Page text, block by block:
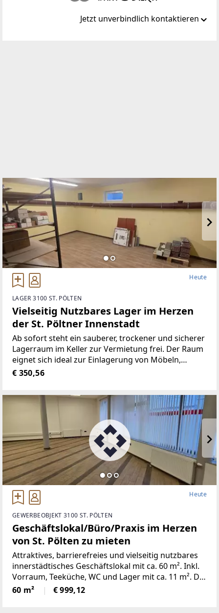
Jetzt unverbindlich kontaktieren
Heute
LAGER 3100 ST. PÖLTEN
Vielseitig Nutzbares Lager im Herzen
der St. Pöltner Innenstadt
Ab sofort steht ein sauberer, trockener und sicherer
Lagerraum im Keller zur Vermietung frei. Der Raum
eignet sich ideal zur Einlagerung von Möbeln,
Umzugskartons, Werkzeug, Sportgeräten oder
befindet
€ 350,56
Heute
GEWERBEOBJEKT 3100 ST. PÖLTEN
Geschäftslokal/Büro/Praxis im Herzen
von St. Pölten zu mieten
Attraktives, barrierefreies und vielseitig nutzbares
innerstädtisches Geschäftslokal mit ca. 60 m². Inkl.
Vorraum, Teeküche, WC und Lager mit ca. 11 m². Die
durchgängige Auslagenfront sorgt für eine ideale
Belichtung und Sichtbarkeit. Am Rande der
60 m² € 999,12